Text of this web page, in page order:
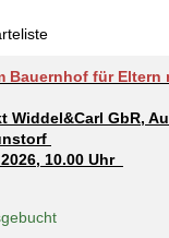
Bauernhof für Eltern
Widdel&Carl GbR,
10.00 Uhr